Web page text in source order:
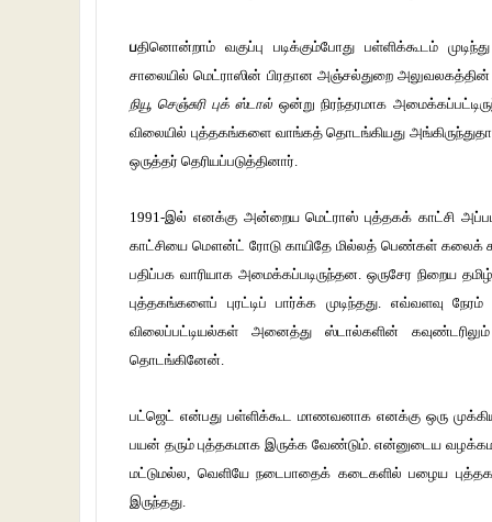
பதினொன்றாம் வகுப்பு படிக்கும்போது பள்ளிக்கூடம்
சாலையில் மெட்ராஸின் பிரதான அஞ்சல்துறை
நியூ செஞ்சுரி புக் ஸ்டால் ஒன்று நிரந்தரமாக
விலையில் புத்தகங்களை வாங்கத் தொடங்கியது
ஒருத்தர் தெரியப்படுத்தினார்.
1991-இல் எனக்கு அன்றைய மெட்ராஸ் புத்தகக் காட்சி
காட்சியை மௌன்ட் ரோடு காயிதே மில்லத் பெண்கள் கலைக்
பதிப்பக வாரியாக அமைக்கப்படிருந்தன. ஒருசேர நிறைய
புத்தகங்களைப் புரட்டிப் பார்க்க முடிந்தது. எவ்வளவு
விலைப்பட்டியல்கள் அனைத்து ஸ்டால்களின்
தொடங்கினேன்.
பட்ஜெட் என்பது பள்ளிக்கூட மாணவனாக எனக்கு ஒரு
பயன் தரும் புத்தகமாக இருக்க வேண்டும். என்னுடைய
மட்டுமல்ல, வெளியே நடைபாதைக் கடைகளில் பழைய
இருந்தது.